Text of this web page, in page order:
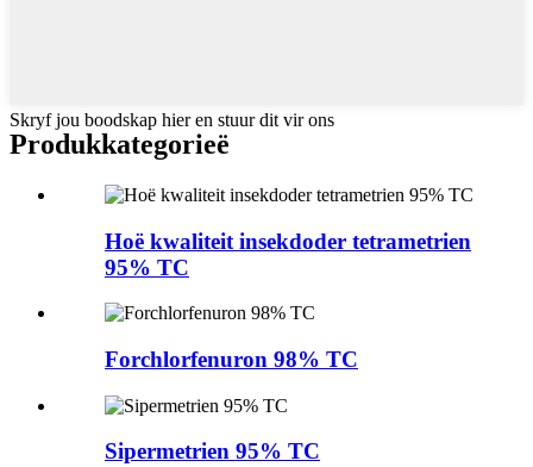
Skryf jou boodskap hier en stuur dit vir ons
Produkkategorieë
Hoë kwaliteit insekdoder tetrametrien
95% TC
Forchlorfenuron 98% TC
Sipermetrien 95% TC